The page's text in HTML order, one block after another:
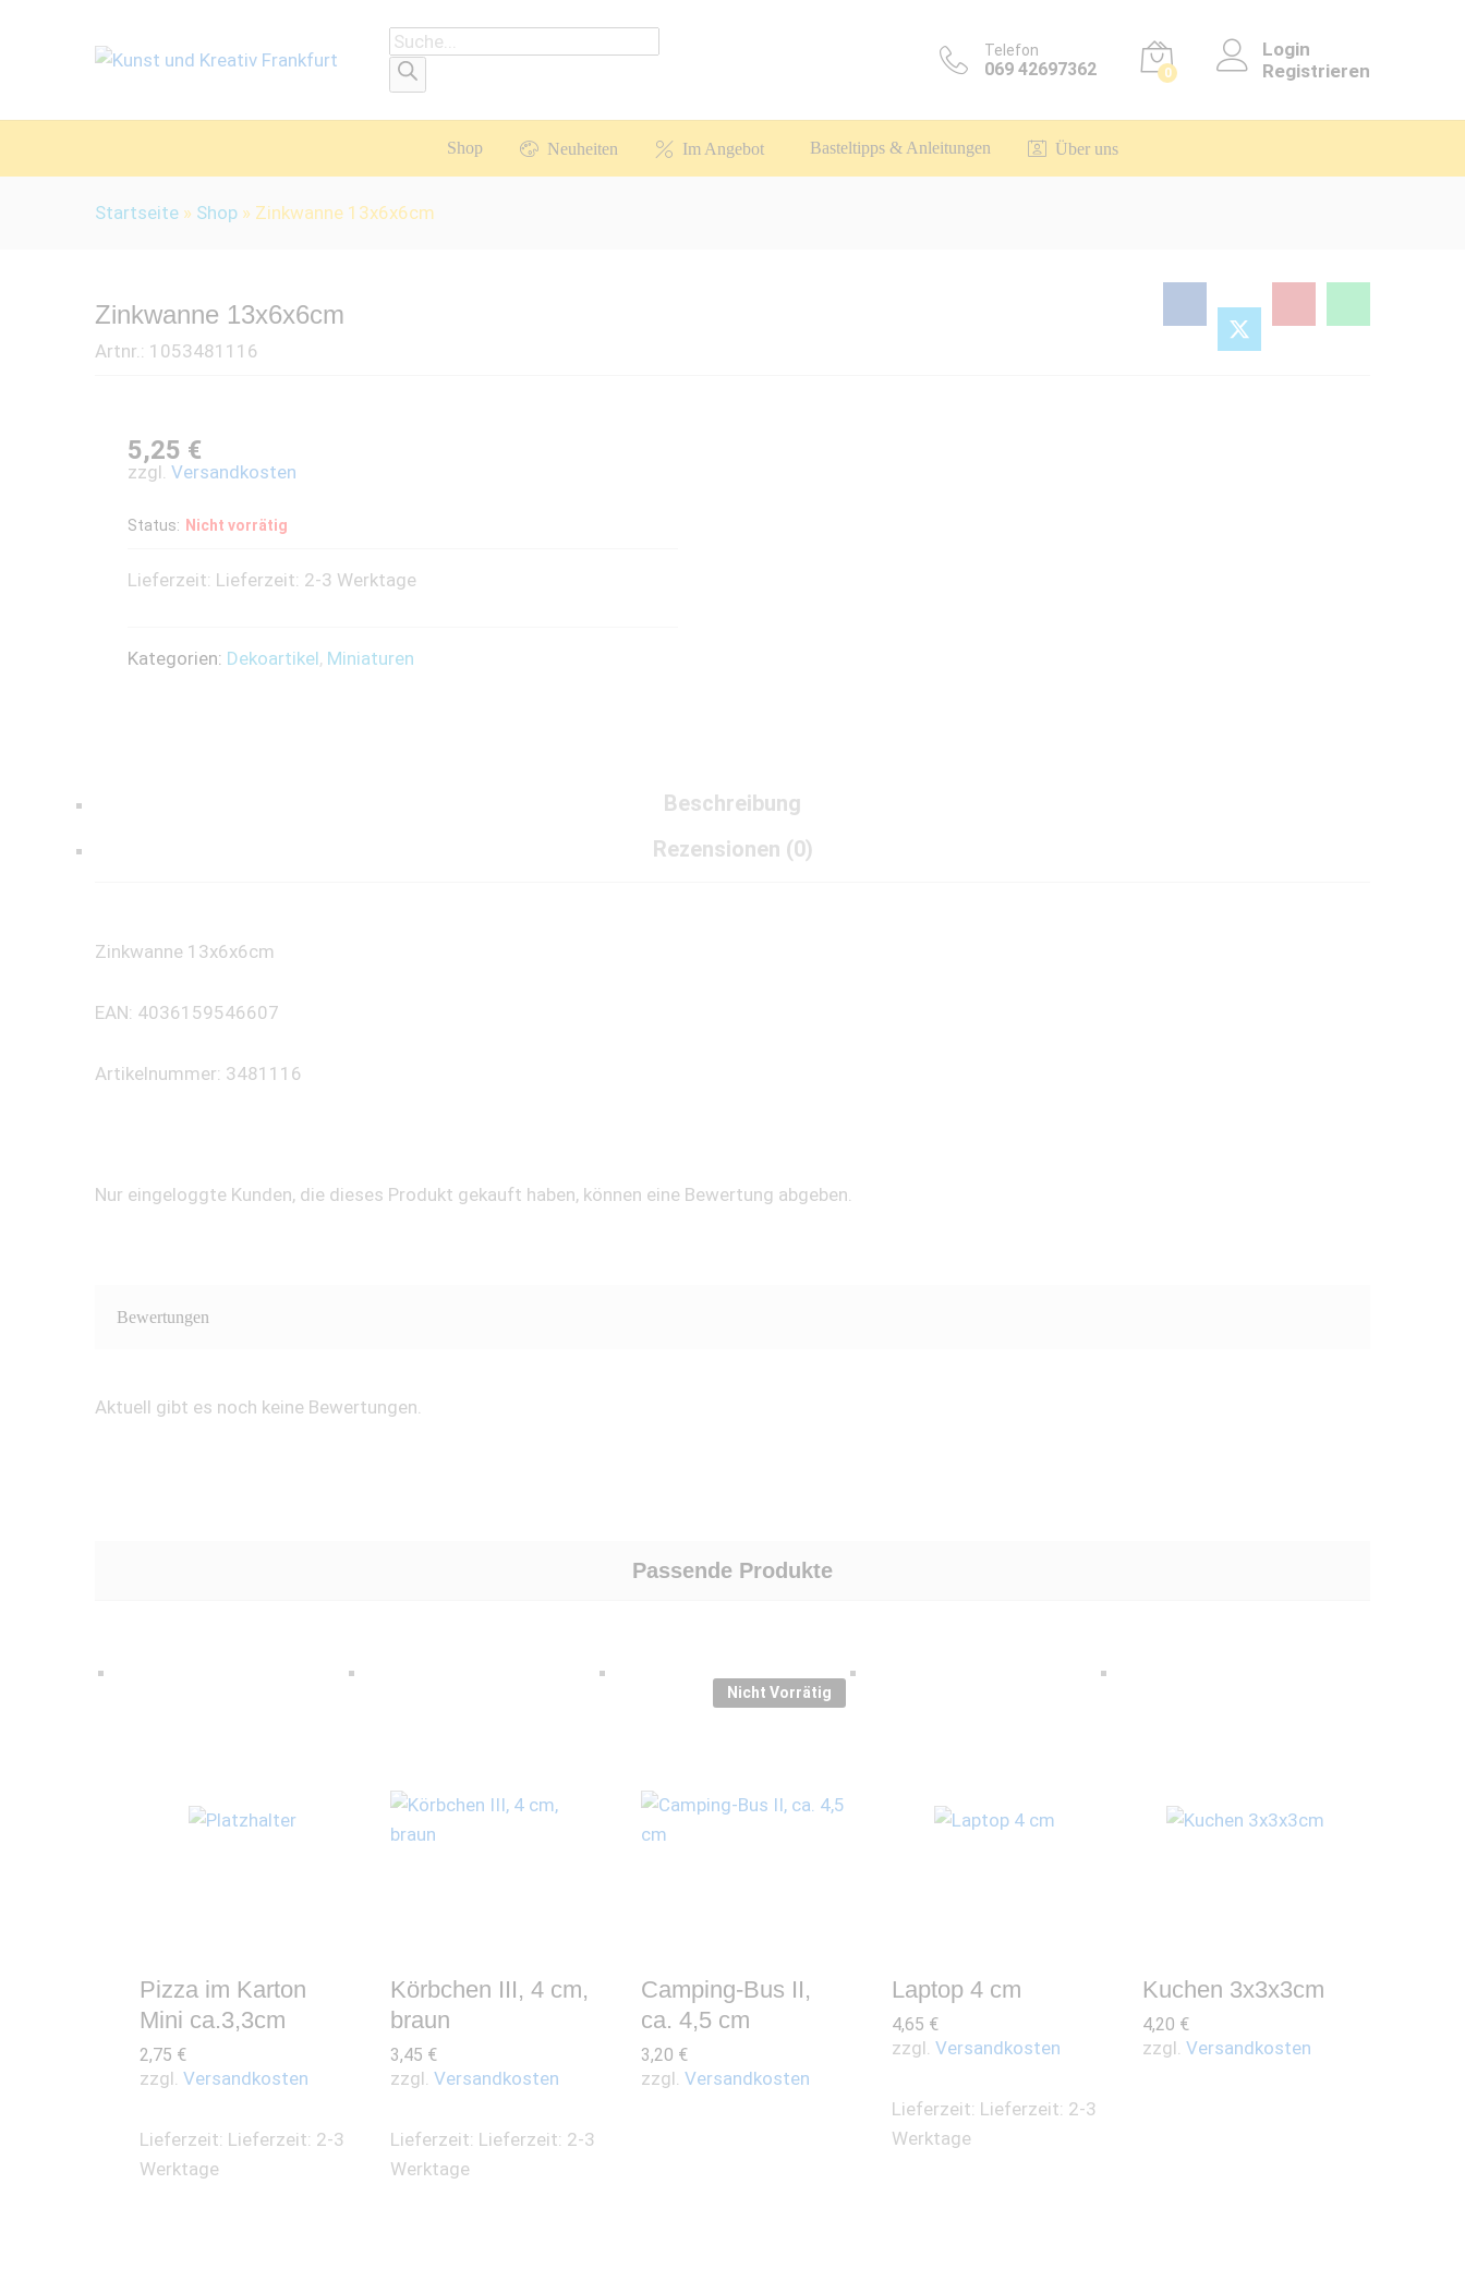
Products
search
Telefon
069 42697362 0
Login
Registrieren
Shop Neuheiten Im Angebot Basteltipps & Anleitungen Über uns
Startseite » Shop » Zinkwanne 13x6x6cm
Zinkwanne 13x6x6cm
Artnr.: 1053481116
5,25 €
zzgl. Versandkosten
Status: Nicht vorrätig
Lieferzeit: Lieferzeit: 2-3 Werktage
Kategorien: Dekoartikel, Miniaturen
Beschreibung
Rezensionen (0)
Zinkwanne 13x6x6cm
EAN: 4036159546607
Artikelnummer: 3481116
Nur eingeloggte Kunden, die dieses Produkt gekauft haben, können eine Bewertung abgeben.
Bewertungen
Aktuell gibt es noch keine Bewertungen.
Passende Produkte
Pizza im Karton
Mini ca.3,3cm
2,75 €
zzgl. Versandkosten
Lieferzeit: Lieferzeit: 2-3
Werktage
Körbchen III, 4 cm,
braun
3,45 €
zzgl. Versandkosten
Lieferzeit: Lieferzeit: 2-3
Werktage
Nicht Vorrätig
Camping-Bus II,
ca. 4,5 cm
3,20 €
zzgl. Versandkosten
Laptop 4 cm
4,65 €
zzgl. Versandkosten
Lieferzeit: Lieferzeit: 2-3
Werktage
Kuchen 3x3x3cm
4,20 €
zzgl. Versandkosten